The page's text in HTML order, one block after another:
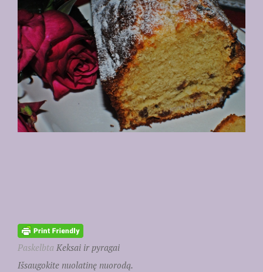
Paskelbta Keksai ir pyragai
Išsaugokite nuolatinę nuorodą.